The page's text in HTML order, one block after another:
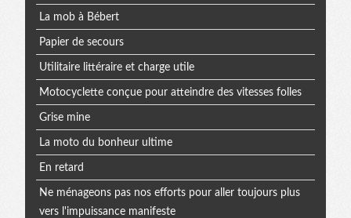
La mob à Bébert
Papier de secours
Utilitaire littéraire et charge utile
Motocyclette conçue pour atteindre des vitesses folles
Grise mine
La moto du bonheur ultime
En retard
Ne ménageons pas nos efforts pour aller toujours plus
vers l'impuissance manifeste